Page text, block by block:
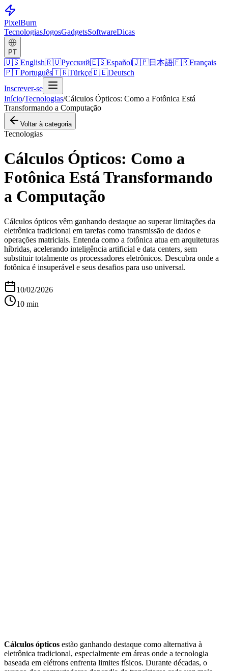
PixelBurn
TecnologiasJogosGadgetsSoftwareDicas
PT
🇺🇸English🇷🇺Русский🇪🇸Español🇯🇵日本語🇫🇷Français
🇵🇹Português🇹🇷Türkçe🇩🇪Deutsch
Inscrever-se
Início/Tecnologias/Cálculos Ópticos: Como a Fotônica Está
Transformando a Computação
Voltar à categoria
Tecnologias
Cálculos Ópticos: Como a
Fotônica Está Transformando
a Computação
Cálculos ópticos vêm ganhando destaque ao superar limitações da
eletrônica tradicional em tarefas como transmissão de dados e
operações matriciais. Entenda como a fotônica atua em arquiteturas
híbridas, acelerando inteligência artificial e data centers, sem
substituir totalmente os processadores eletrônicos. Descubra onde a
fotônica é insuperável e seus desafios para uso universal.
10/02/2026
10 min
Cálculos ópticos estão ganhando destaque como alternativa à
eletrônica tradicional, especialmente em áreas onde a tecnologia
baseada em elétrons enfrenta limites físicos. Durante décadas, o